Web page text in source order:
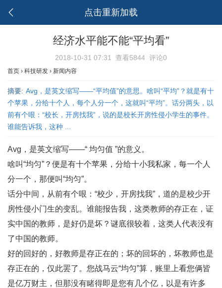
点击重新加载
经济水平能不能“平均看”
2018-10-31 07:31 查看5844 评论0
首页 › 科技研发 › 新闻内容
摘要: Avg，是英文缩写——“平均值”的意思。啥叫“平均”？就是有十
个苹果，分给十个人，每个人分一个，这就叫“平均”。话分两头，以
前有个哏：“校长，开房找我”，说的是校长开房性侵小学生的事件。
谁能告诉我，这种 ...
Avg，是英文缩写——“ 均匀值 ”的意义。
啥叫“均匀”？便是有十个苹果，分给十小我私家，每一个人
分一个，那便叫“均匀”。
话分中间，从前有个哏：“校少，开房找我”，道的是校少开
房性侵小门生的变乱。谁能报告我，这类教师的存正在，证
实中国的教师，是好仍是坏？谜底很较着，这类人代表没有
了中国的教师。
好的回好的，好教师是存正在的；坏的回坏的，坏教师也是
存正在的，仅此罢了。您战马云“均匀”算，账里上看您俩皆
是亿万财主，但那没有睹得即是您有几个亿，以是有许多